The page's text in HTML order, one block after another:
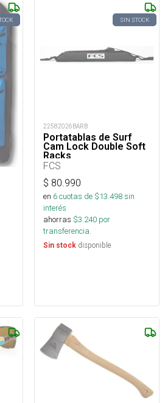
SIN STOCK
22582026BARB
Portatablas de Surf
Cam Lock Double Soft
Racks
FCS
$ 80.990
en 6cuotas de $13.498sin
interés
ahorras $3.240 por
transferencia.
Sin stock disponible